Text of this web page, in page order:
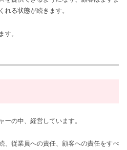
れる状態が続きます。
す。
ーの中、経営しています。
、従業員への責任、顧客への責任をすべ